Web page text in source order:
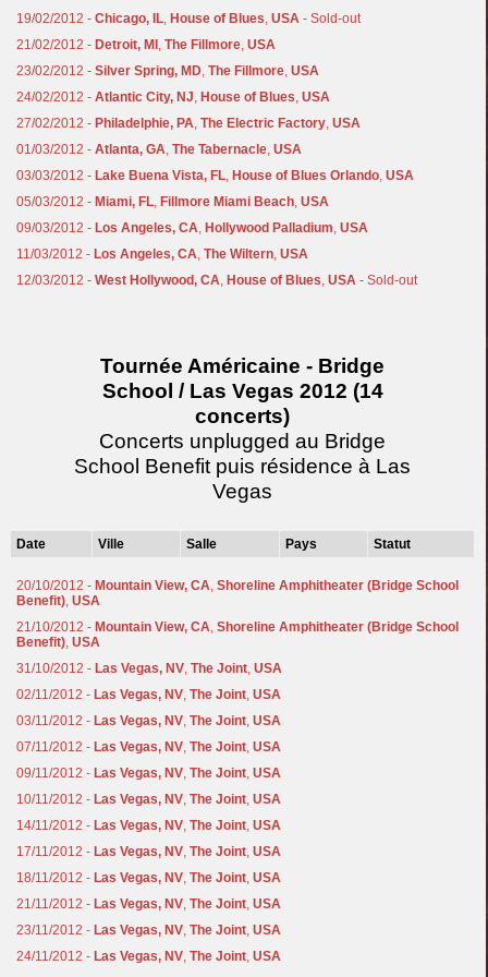
19/02/2012 -Chicago, IL, House of Blues,USA - Sold-out
21/02/2012 - Detroit, MI ,The Fillmore,USA
23/02/2012 -Silver Spring, MD,The Fillmore,USA
24/02/2012 -Atlantic City, NJ, House of Blues,USA
27/02/2012 - Philadelphie, PA,The Electric Factory,USA
01/03/2012 -Atlanta, GA,The Tabernacle,USA
03/03/2012 - Lake Buena Vista, FL, House of Blues Orlando,USA
05/03/2012 - Miami, FL, Fillmore Miami Beach,USA
09/03/2012 - Los Angeles, CA, Hollywood Palladium,USA
11/03/2012 - Los Angeles, CA,The Wiltern,USA
12/03/2012 -West Hollywood, CA, House of Blues,USA - Sold-out
Tournée Américaine - Bridge
School / Las Vegas 2012 (14
concerts)
Concerts unplugged au Bridge
School Benefit puis résidence à Las
Vegas
Date Ville Salle Pays Statut
20/10/2012 - Mountain View, CA,Shoreline Amphitheater (Bridge School
Benefit),USA
21/10/2012 - Mountain View, CA,Shoreline Amphitheater (Bridge School
Benefit),USA
31/10/2012 - Las Vegas, NV,The Joint,USA
02/11/2012 - Las Vegas, NV,The Joint,USA
03/11/2012 - Las Vegas, NV,The Joint,USA
07/11/2012 - Las Vegas, NV,The Joint,USA
09/11/2012 - Las Vegas, NV,The Joint,USA
10/11/2012 - Las Vegas, NV,The Joint,USA
14/11/2012 - Las Vegas, NV,The Joint,USA
17/11/2012 - Las Vegas, NV,The Joint,USA
18/11/2012 - Las Vegas, NV,The Joint,USA
21/11/2012 - Las Vegas, NV,The Joint,USA
23/11/2012 - Las Vegas, NV,The Joint,USA
24/11/2012 - Las Vegas, NV,The Joint,USA